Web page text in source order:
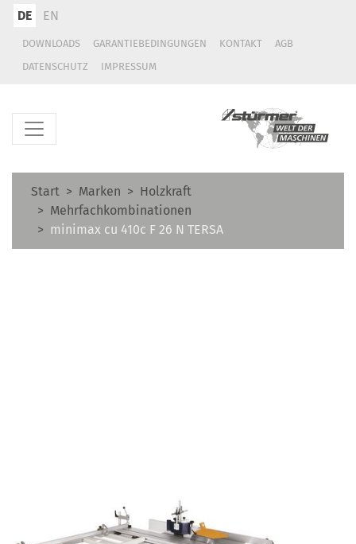
DE EN
DOWNLOADS GARANTIEBEDINGUNGEN KONTAKT
AGB
DATENSCHUTZ
IMPRESSUM
Start Marken
Holzkraft
Mehrfachkombinationen
minimax cu 410c F 26 N TERSA